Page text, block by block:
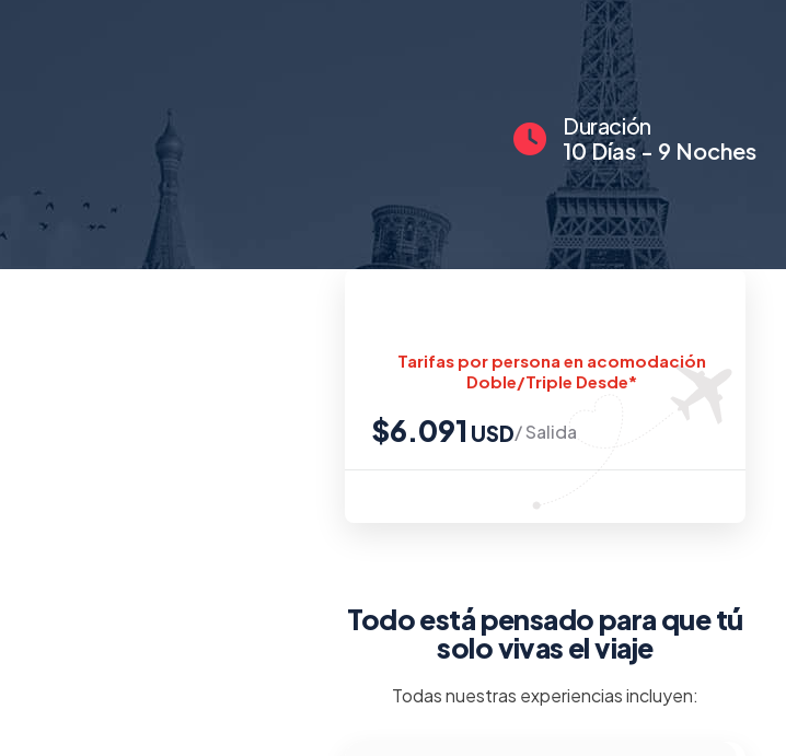
Duración
10 Días - 9 Noches
$6.091 / Salida
Todo está pensado para que tú
solo vivas el viaje
Todas nuestras experiencias incluyen: